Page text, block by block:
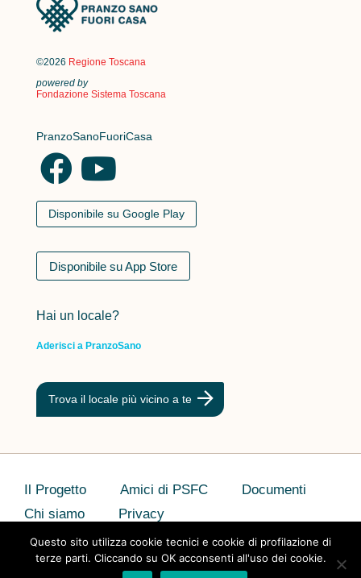
©2026 Regione Toscana
powered by
Fondazione Sistema Toscana
PranzoSanoFuoriCasa
Disponibile su Google Play
Disponibile su App Store
Hai un locale?
Aderisci a PranzoSano
Trova il locale più vicino a te
Il Progetto Amici di PSFC
Documenti
Chi siamo
Privacy
Questo sito utilizza cookie tecnici e cookie di profilazione di
terze parti. Cliccando su OK acconsenti all'uso dei cookie.